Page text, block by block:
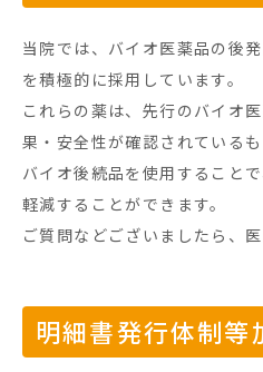
当院では、バイオ医薬品の後
を積極的に採用しています。
これらの薬は、先行のバイオ
果・安全性が確認されているも
バイオ後続品を使用すること
軽減することができます。
ご質問などございましたら、
明細書発行体制等